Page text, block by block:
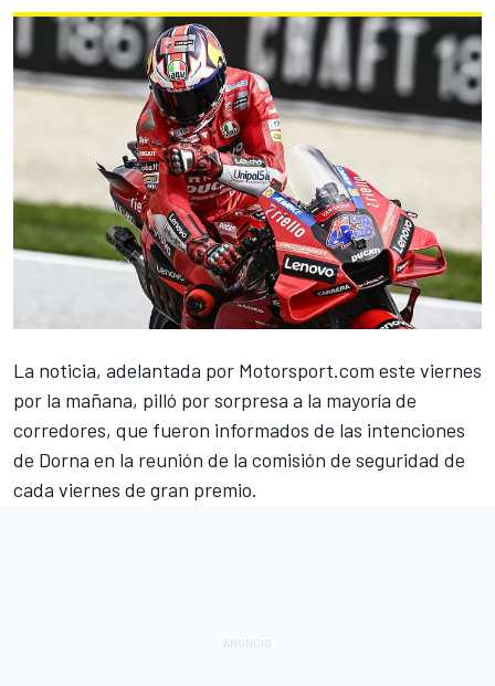
La noticia, adelantada por Motorsport.com este viernes
por la mañana, pilló por sorpresa a la mayoría de
corredores, que fueron informados de las intenciones
de Dorna en la reunión de la comisión de seguridad de
cada viernes de gran premio.